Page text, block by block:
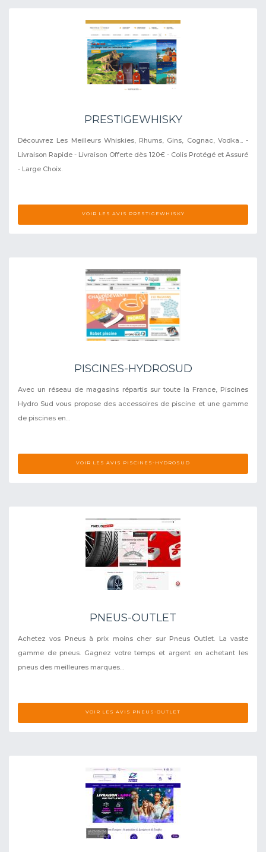
PRESTIGEWHISKY
Découvrez Les Meilleurs Whiskies, Rhums, Gins, Cognac, Vodka... -
Livraison Rapide - Livraison Offerte dès 120€ - Colis Protégé et Assuré
- Large Choix.
VOIR LES AVIS PRESTIGEWHISKY
PISCINES-HYDROSUD
Avec un réseau de magasins répartis sur toute la France, Piscines
Hydro Sud vous propose des accessoires de piscine et une gamme
de piscines en...
VOIR LES AVIS PISCINES-HYDROSUD
PNEUS-OUTLET
Achetez vos Pneus à prix moins cher sur Pneus Outlet. La vaste
gamme de pneus. Gagnez votre temps et argent en achetant les
pneus des meilleures marques...
VOIR LES AVIS PNEUS-OUTLET